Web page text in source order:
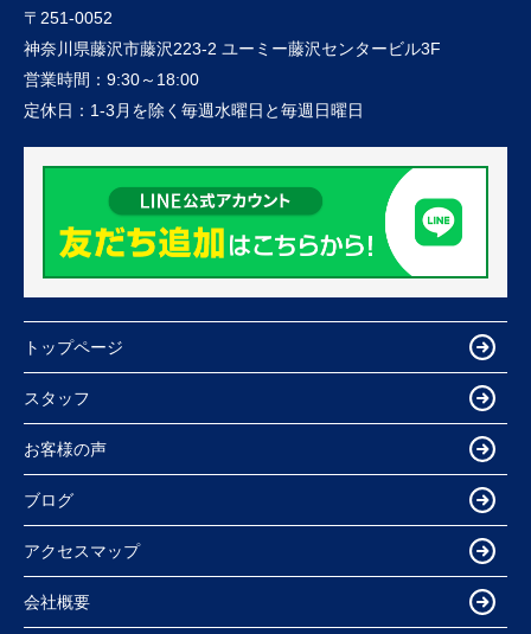
〒251-0052
神奈川県藤沢市藤沢223-2 ユーミー藤沢センタービル3F
営業時間： 9:30～18:00
定休日： 1-3月を除く毎週水曜日と毎週日曜日
トップページ
スタッフ
お客様の声
ブログ
アクセスマップ
会社概要